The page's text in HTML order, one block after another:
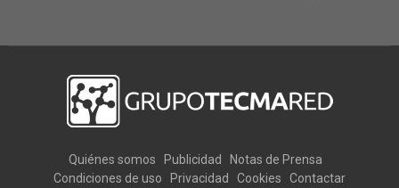
Quiénes somos Publicidad
Notas de Prensa
Condiciones de uso
Privacidad Cookies Contactar